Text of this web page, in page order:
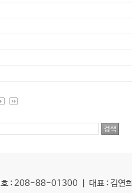
호 : 208-88-01300 ㅣ 대표 : 김연희